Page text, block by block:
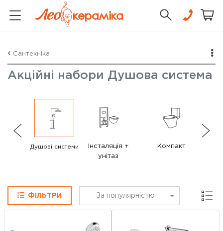
Сантехніка
Акційні набори Душова система
Душові системи
Інсталяція +
унітаз
Компакт
ФІЛЬТРИ За популярністю Сітка